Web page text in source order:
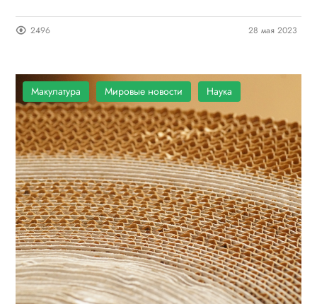
2496 28 мая 2023
Макулатура Мировые новости Наука